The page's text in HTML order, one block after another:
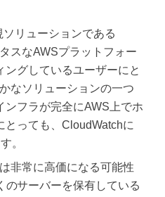
リューションである
スなAWSプラットフォー
ングしているユーザーにと
なソリューションの一つ
ンフラが完全にAWS上でホ
とっても、CloudWatchに
。
非常に高価になる可能性
のサーバーを保有している